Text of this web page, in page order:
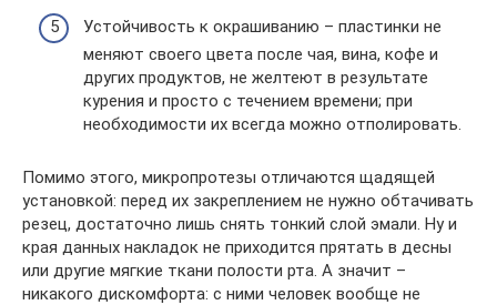
Устойчивость к окрашиванию – пластинки не
меняют своего цвета после чая, вина, кофе и
других продуктов, не желтеют в результате
курения и просто с течением времени; при
необходимости их всегда можно отполировать.
Помимо этого, микропротезы отличаются щадящей
установкой: перед их закреплением не нужно обтачивать
резец, достаточно лишь снять тонкий слой эмали. Ну и
края данных накладок не приходится прятать в десны
или другие мягкие ткани полости рта. А значит –
никакого дискомфорта: с ними человек вообще не